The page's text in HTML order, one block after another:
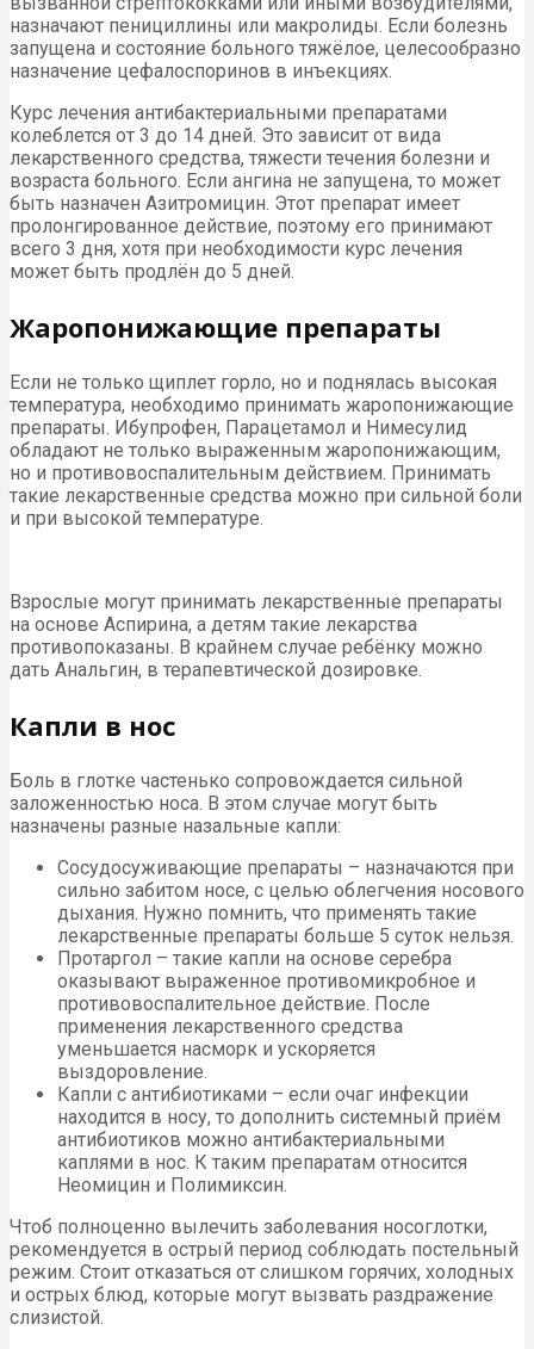
назначают пенициллины или макролиды. Если болезнь
запущена и состояние больного тяжёлое, целесообразно
назначение цефалоспоринов в инъекциях.
Курс лечения антибактериальными препаратами
колеблется от 3 до 14 дней. Это зависит от вида
лекарственного средства, тяжести течения болезни и
возраста больного. Если ангина не запущена, то может
быть назначен Азитромицин. Этот препарат имеет
пролонгированное действие, поэтому его принимают
всего 3 дня, хотя при необходимости курс лечения
может быть продлён до 5 дней.
Жаропонижающие препараты
Если не только щиплет горло, но и поднялась высокая
температура, необходимо принимать жаропонижающие
препараты. Ибупрофен, Парацетамол и Нимесулид
обладают не только выраженным жаропонижающим,
но и противовоспалительным действием. Принимать
такие лекарственные средства можно при сильной боли
и при высокой температуре.
Взрослые могут принимать лекарственные препараты
на основе Аспирина, а детям такие лекарства
противопоказаны. В крайнем случае ребёнку можно
дать Анальгин, в терапевтической дозировке.
Капли в нос
Боль в глотке частенько сопровождается сильной
заложенностью носа. В этом случае могут быть
назначены разные назальные капли:
Сосудосуживающие препараты – назначаются при
сильно забитом носе, с целью облегчения носового
дыхания. Нужно помнить, что применять такие
лекарственные препараты больше 5 суток нельзя.
Протаргол – такие капли на основе серебра
оказывают выраженное противомикробное и
противовоспалительное действие. После
применения лекарственного средства
уменьшается насморк и ускоряется
выздоровление.
Капли с антибиотиками – если очаг инфекции
находится в носу, то дополнить системный приём
антибиотиков можно антибактериальными
каплями в нос. К таким препаратам относится
Неомицин и Полимиксин.
Чтоб полноценно вылечить заболевания носоглотки,
рекомендуется в острый период соблюдать постельный
режим. Стоит отказаться от слишком горячих, холодных
и острых блюд, которые могут вызвать раздражение
слизистой.